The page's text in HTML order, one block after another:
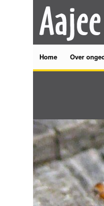
Home Over